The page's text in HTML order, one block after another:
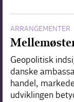
ARRANGEMENTER
Geopolitisk
danske
handel,
udviklingen